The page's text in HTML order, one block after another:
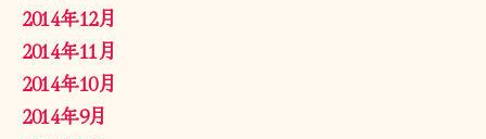
2014年12月
2014年11月
2014年10月
2014年9月